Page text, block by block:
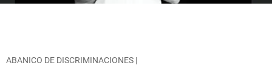
ABANICO DE DISCRIMINACIONES |